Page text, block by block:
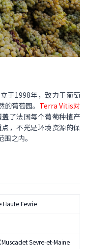
于1998年，致力于葡萄
葡萄园。 Terra Vitis对
了法国每个葡萄种植产
，不光是环境资源的保
之内。
Haute Fevrie
Sevre-et-Maine